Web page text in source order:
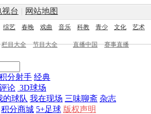
台 | 网站地图
综艺 春晚 戏曲 音乐 科教 青少 文化 艺术
栏目大全 节目大全 直播中国
赛事直播
分射手 经典
论 3D球场
的球队 我在现场 三味聊斋 杂志
积分商城 5+足球 版权声明